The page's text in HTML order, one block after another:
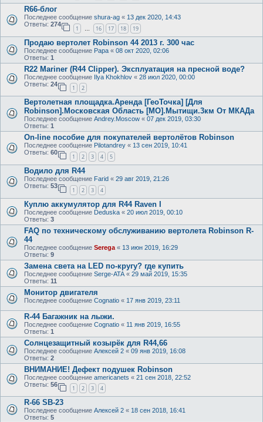
R66-блог
Последнее сообщение shura-ag « 13 дек 2020, 14:43
Ответы: 274
1 … 16 17 18 19
Продаю вертолет Robinson 44 2013 г. 300 час
Последнее сообщение Papa « 08 окт 2020, 02:06
Ответы: 1
R22 Mariner (R44 Clipper). Эксплуатация на пресной воде?
Последнее сообщение Ilya Khokhlov « 28 июл 2020, 00:00
Ответы: 24
1 2
Вертолетная площадка.Аренда [ГеоТочка] [Для
Robinson].Московская Область [МО].Мытищи.3км От МКАДа
Последнее сообщение Andrey.Moscow « 07 дек 2019, 03:30
Ответы: 1
On-line пособие для покупателей вертолётов Robinson
Последнее сообщение Pilotandrey « 13 сен 2019, 10:41
Ответы: 60
1 2 3 4 5
Водило для R44
Последнее сообщение Farid « 29 авг 2019, 21:26
Ответы: 53
1 2 3 4
Куплю аккумулятор для R44 Raven I
Последнее сообщение Deduska « 20 июл 2019, 00:10
Ответы: 3
FAQ по техническому обслуживанию вертолета Robinson R-
44
Последнее сообщение Serega « 13 июн 2019, 16:29
Ответы: 9
Замена света на LED по-кругу? где купить
Последнее сообщение Serge-ATA « 29 май 2019, 15:35
Ответы: 11
Монитор двигателя
Последнее сообщение Cognatio « 17 янв 2019, 23:11
R-44 Багажник на лыжи.
Последнее сообщение Cognatio « 11 янв 2019, 16:55
Ответы: 1
Солнцезащитный козырёк для R44,66
Последнее сообщение Алексей 2 « 09 янв 2019, 16:08
Ответы: 2
ВНИМАНИЕ! Дефект подушек Robinson
Последнее сообщение americanets « 21 сен 2018, 22:52
Ответы: 56
1 2 3 4
R-66 SB-23
Последнее сообщение Алексей 2 « 18 сен 2018, 16:41
Ответы: 5